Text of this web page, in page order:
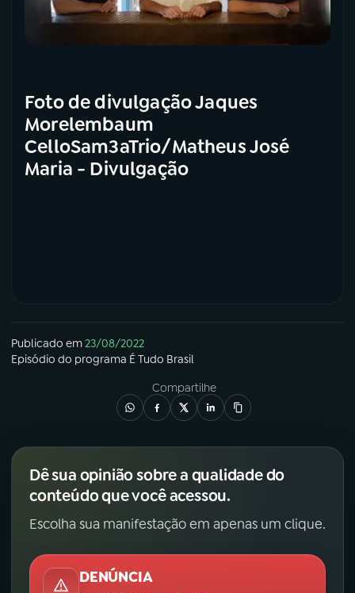
Foto de divulgação Jaques
Morelembaum
CelloSam3aTrio/Matheus José
Maria - Divulgação
Publicado em23/08/2022
Episódio do programa É Tudo Brasil
Compartilhe
Dê sua opinião sobre a qualidade do
conteúdo que você acessou.
Escolha sua manifestação em apenas um clique.
DENÚNCIA